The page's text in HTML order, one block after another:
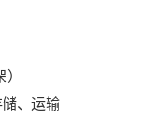
、运输